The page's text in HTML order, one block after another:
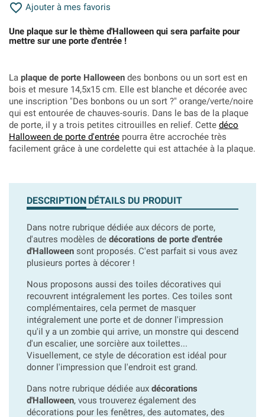
 Ajouter à mes favoris
Une plaque sur le thème d'Halloween qui sera parfaite pour
mettre sur une porte d'entrée !
La plaque de porte Halloween des bonbons ou un sort est en
bois et mesure 14,5x15 cm. Elle est blanche et décorée avec
une inscription "Des bonbons ou un sort ?" orange/verte/noire
qui est entourée de chauves-souris. Dans le bas de la plaque
de porte, il y a trois petites citrouilles en relief. Cette déco
Halloween de porte d'entrée pourra être accrochée très
facilement grâce à une cordelette qui est attachée à la plaque.
DESCRIPTION DÉTAILS DU PRODUIT
Dans notre rubrique dédiée aux décors de porte,
d'autres modèles de décorations de porte d'entrée
d'Halloween sont proposés. C'est parfait si vous avez
plusieurs portes à décorer !
Nous proposons aussi des toiles décoratives qui
recouvrent intégralement les portes. Ces toiles sont
complémentaires, cela permet de masquer
intégralement une porte et de donner l'impression
qu'il y a un zombie qui arrive, un monstre qui descend
d'un escalier, une sorcière aux toilettes...
Visuellement, ce style de décoration est idéal pour
donner l'impression que l'endroit est grand.
Dans notre rubrique dédiée aux décorations
d'Halloween, vous trouverez également des
décorations pour les fenêtres, des automates, des